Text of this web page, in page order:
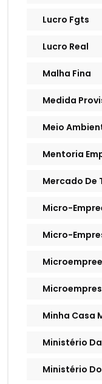
Lucro Fgts
Lucro Real
Malha Fina
Medida
Meio
Mentoria
Mercado De
Micro-
Micro-
Minha Casa
Ministério
Ministério